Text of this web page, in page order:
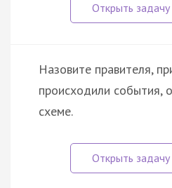
Назовите правителя,
происходили события,
схеме.